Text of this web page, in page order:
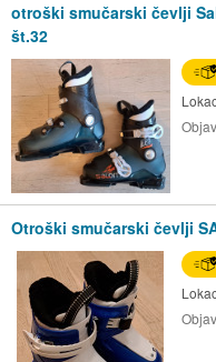
otroški smučarski čevlji
št.32
Otroški smučarski čevlji